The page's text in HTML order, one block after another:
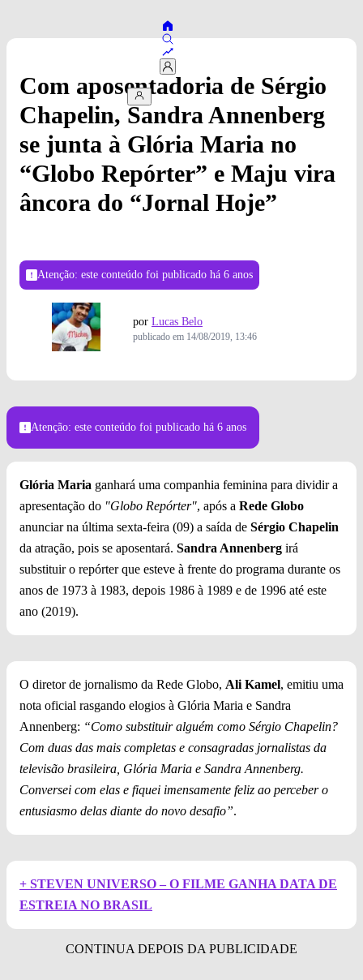
Com aposentadoria de Sérgio
Chapelin, Sandra Annenberg
se junta à Glória Maria no
“Globo Repórter” e Maju vira
âncora do “Jornal Hoje”
Atenção: este conteúdo foi publicado há 6 anos
por Lucas Belo
publicado em 14/08/2019, 13:46
Atenção: este conteúdo foi publicado há 6 anos
Glória Maria ganhará uma companhia feminina para dividir a
apresentação do "Globo Repórter", após a Rede Globo
anunciar na última sexta-feira (09) a saída de Sérgio Chapelin
da atração, pois se aposentará. Sandra Annenberg irá
substituir o repórter que esteve à frente do programa durante os
anos de 1973 à 1983, depois 1986 à 1989 e de 1996 até este
ano (2019).
O diretor de jornalismo da Rede Globo, Ali Kamel, emitiu uma
nota oficial rasgando elogios à Glória Maria e Sandra
Annenberg: “Como substituir alguém como Sérgio Chapelin?
Com duas das mais completas e consagradas jornalistas da
televisão brasileira, Glória Maria e Sandra Annenberg.
Conversei com elas e fiquei imensamente feliz ao perceber o
entusiasmo delas diante do novo desafio”.
+ STEVEN UNIVERSO – O FILME GANHA DATA DE
ESTREIA NO BRASIL